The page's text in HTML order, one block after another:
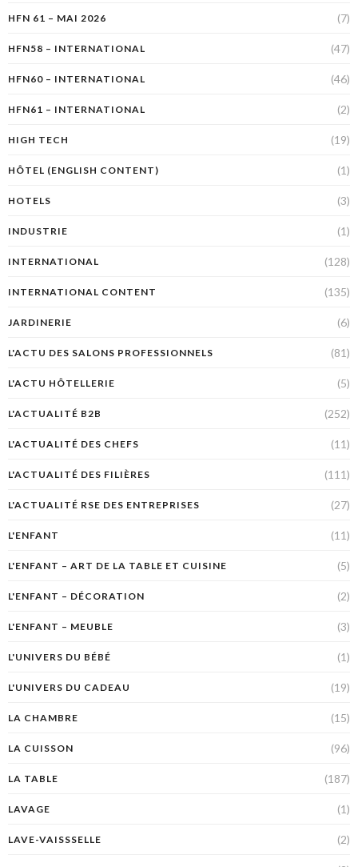
HFN 61 – MAI 2026 (7)
HFN58 – INTERNATIONAL (47)
HFN60 – INTERNATIONAL (46)
HFN61 – INTERNATIONAL (2)
HIGH TECH (19)
HÔTEL (ENGLISH CONTENT) (1)
HOTELS (3)
INDUSTRIE (1)
INTERNATIONAL (128)
INTERNATIONAL CONTENT (135)
JARDINERIE (6)
L'ACTU DES SALONS PROFESSIONNELS (81)
L'ACTU HÔTELLERIE (5)
L'ACTUALITÉ B2B (252)
L'ACTUALITÉ DES CHEFS (11)
L'ACTUALITÉ DES FILIÈRES (111)
L'ACTUALITÉ RSE DES ENTREPRISES (27)
L'ENFANT (11)
L'ENFANT – ART DE LA TABLE ET CUISINE (5)
L'ENFANT – DÉCORATION (2)
L'ENFANT – MEUBLE (3)
L'UNIVERS DU BÉBÉ (1)
L'UNIVERS DU CADEAU (19)
LA CHAMBRE (15)
LA CUISSON (96)
LA TABLE (187)
LAVAGE (1)
LAVE-VAISSSELLE (2)